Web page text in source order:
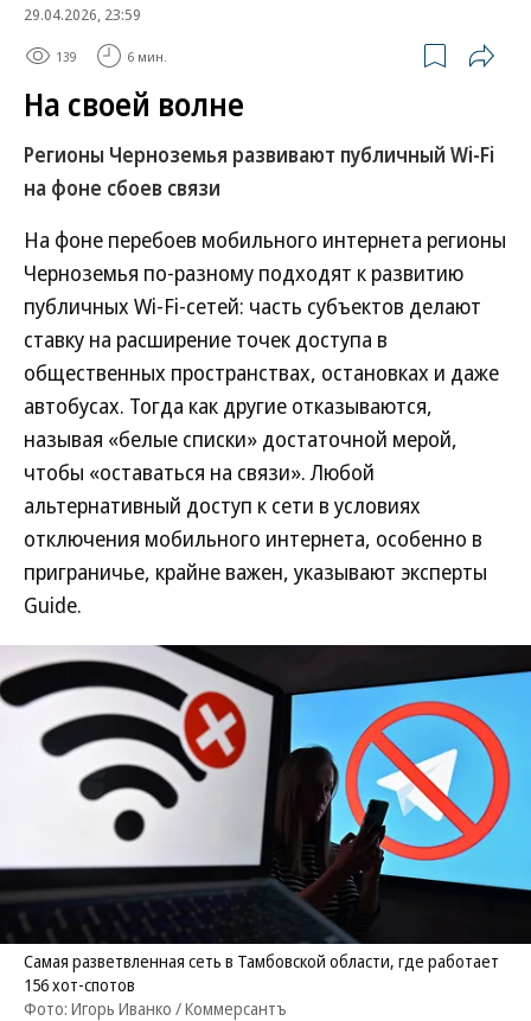
29.04.2026, 23:59
139 6 мин.
На своей волне
Регионы Черноземья развивают публичный Wi-Fi
на фоне сбоев связи
На фоне перебоев мобильного интернета регионы
Черноземья по-разному подходят к развитию
публичных Wi-Fi-сетей: часть субъектов делают
ставку на расширение точек доступа в
общественных пространствах, остановках и даже
автобусах. Тогда как другие отказываются,
называя «белые списки» достаточной мерой,
чтобы «оставаться на связи». Любой
альтернативный доступ к сети в условиях
отключения мобильного интернета, особенно в
приграничье, крайне важен, указывают эксперты
Guide.
Самая разветвленная сеть в Тамбовской области, где работает
156 хот-спотов
Фото: Игорь Иванко / Коммерсантъ